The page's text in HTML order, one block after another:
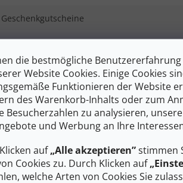
die bestmögliche
Website Cookies. Einige Cookies
Funktionieren der Website
des Warenkorb-Inhalts oder zum
Besucherzahlen zu analysieren,
und Werbung an Ihre
auf„Alle akzeptieren”stimmen
Cookies zu. Durch Klicken auf
welche Arten von Cookies Sie
Geschenkgutscheine
(links/rechts), entwickelt für den
durch Polsterung an der
Komfort ist auf die Dicke der Socke
sind so eingestellt, dass sie die
Durch die nahtlose bi-elastische
einem hohen Anteil an Acrylfasern sorgt für